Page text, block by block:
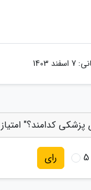
7 اسفند 1403
کدامند؟"
5 رای